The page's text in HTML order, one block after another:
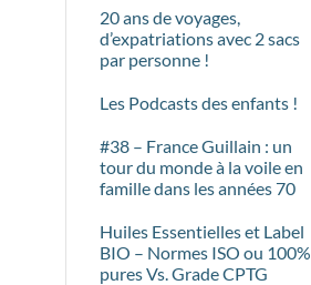
20 ans de voyages,
d’expatriations avec 2 sacs
par personne !
Les Podcasts des enfants !
#38 – France Guillain : un
tour du monde à la voile en
famille dans les années 70
Huiles Essentielles et Label
BIO – Normes ISO ou 100%
pures Vs. Grade CPTG